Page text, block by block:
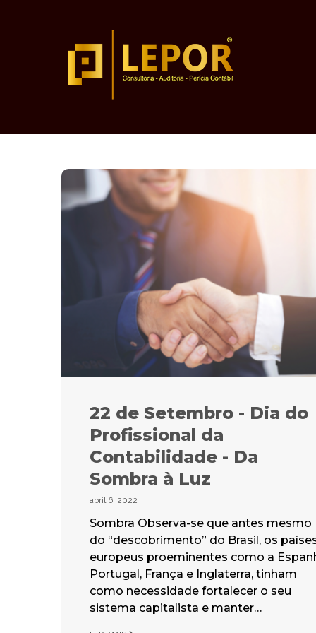
22 de Setembro - Dia do
Profissional da
Contabilidade - Da
Sombra à Luz
abril 6, 2022
Sombra Observa-se que antes mesmo
do “descobrimento” do Brasil, os
europeus proeminentes como a
Portugal, França e Inglaterra, tinham
como necessidade fortalecer o seu
sistema capitalista e manter…